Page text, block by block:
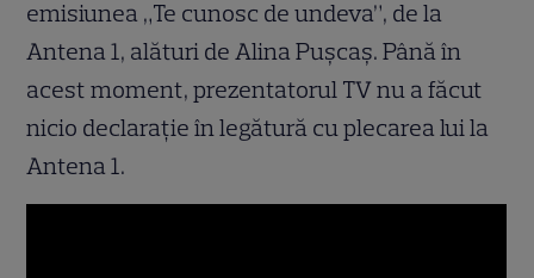
emisiunea „Te cunosc de undeva”, de la
Antena 1, alături de Alina Pușcaș. Până în
acest moment, prezentatorul TV nu a făcut
nicio declarație în legătură cu plecarea lui la
Antena 1.